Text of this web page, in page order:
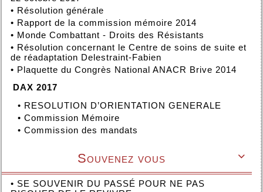
• Résolution générale
• Rapport de la commission mémoire 2014
• Monde Combattant - Droits des Résistants
• Résolution concernant le Centre de soins de suite et
de réadaptation Delestraint-Fabien
• Plaquette du Congrès National ANACR Brive 2014
DAX 2017
• RESOLUTION D’ORIENTATION GENERALE
• Commission Mémoire
• Commission des mandats

Souvenez vous
• SE SOUVENIR DU PASSÉ POUR NE PAS